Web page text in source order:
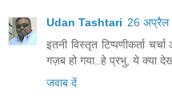
Udan Tashtari 26 अप्रैल
इतनी विस्तृत टिप्पणीकर्ता
गज़ब हो गया..हे प्रभु, ये क्या
जवाब दें